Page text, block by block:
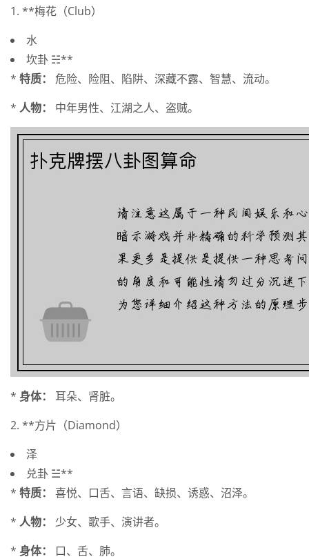
1. **梅花（Club）
水
坎卦 ☵**
* 特质：
危险、险阻、陷阱、深藏不露、智慧、流动。
* 人物： 中年男性、江湖之人、盗贼。
* 身体：
耳朵、肾脏。
2. **方片（Diamond）
泽
兑卦 ☱**
* 特质：
喜悦、口舌、言语、缺损、诱惑、沼泽。
* 人物：
少女、歌手、演讲者。
* 身体：
口、舌、肺。